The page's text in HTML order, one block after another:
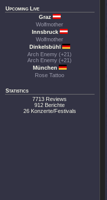
Upcoming Live
Graz
Wolfmother
Innsbruck
Wolfmother
Dinkelsbühl
Arch Enemy (+21)
Arch Enemy (+21)
München
Rose Tattoo
Statistics
7713 Reviews
912 Berichte
26 Konzerte/Festivals